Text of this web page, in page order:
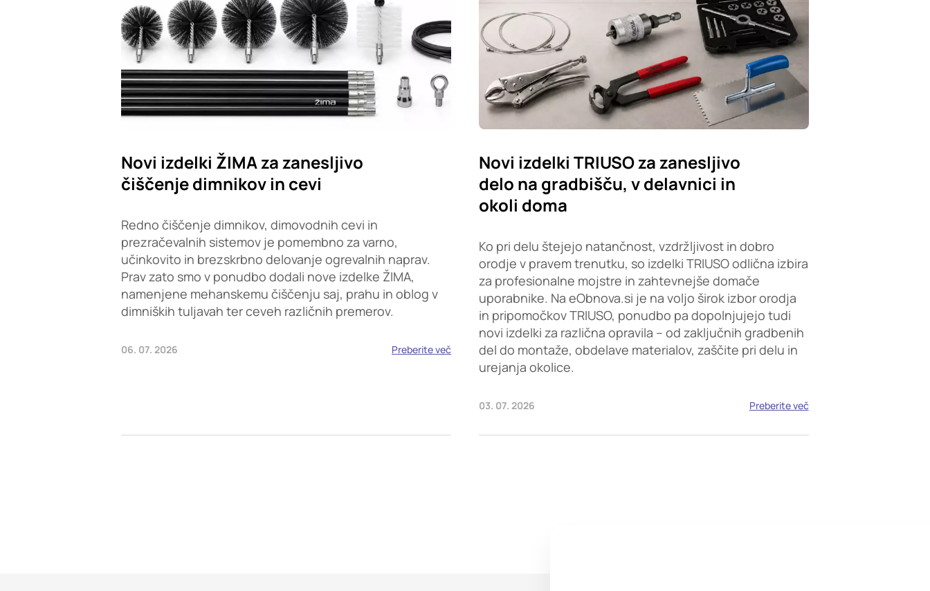
Novi izdelki ŽIMA za zanesljivo
čiščenje dimnikov in cevi
Redno čiščenje dimnikov, dimovodnih cevi in
prezračevalnih sistemov je pomembno za varno,
učinkovito in brezskrbno delovanje ogrevalnih naprav.
Prav zato smo v ponudbo dodali nove izdelke ŽIMA,
namenjene mehanskemu čiščenju saj, prahu in oblog v
dimniških tuljavah ter ceveh različnih premerov.
06. 07. 2026 Preberite več
Novi izdelki TRIUSO za zanesljivo
delo na gradbišču, v delavnici in
okoli doma
Ko pri delu štejejo natančnost, vzdržljivost in dobro
orodje v pravem trenutku, so izdelki TRIUSO odlična izbira
za profesionalne mojstre in zahtevnejše domače
uporabnike. Na eObnova.si je na voljo širok izbor orodja
in pripomočkov TRIUSO, ponudbo pa dopolnjujejo tudi
novi izdelki za različna opravila – od zaključnih gradbenih
del do montaže, obdelave materialov, zaščite pri delu in
urejanja okolice.
03. 07. 2026 Preberite več